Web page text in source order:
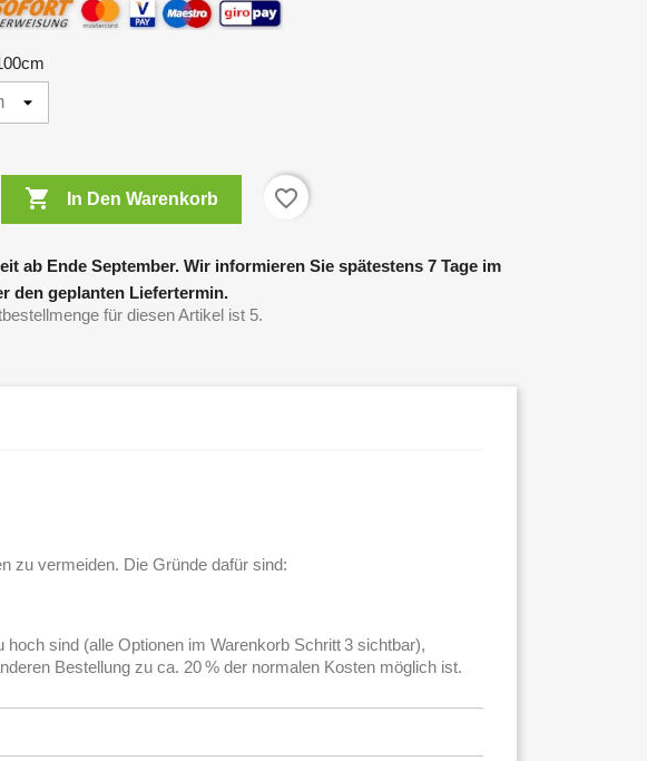
 In Den Warenkorb favorite_border
ab Ende September. Wir informieren Sie spätestens 7 Tage im
den geplanten Liefertermin.
für diesen Artikel ist 5.
zu vermeiden. Die Gründe dafür sind:
sind (alle Optionen im Warenkorb Schritt 3 sichtbar),
Bestellung zu ca. 20 % der normalen Kosten möglich ist.